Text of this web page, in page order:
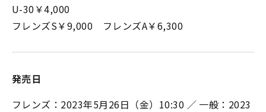
U-30￥4,000
フレンズS￥9,000 フレンズA￥6,300
発売日
フレンズ：2023年5月26日（金）10:30 ／ 一般：2023